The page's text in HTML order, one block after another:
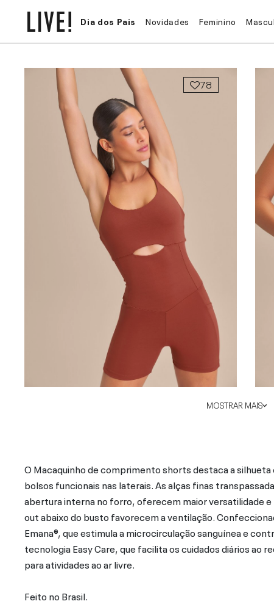
Dia dos Pais Novidades Feminino
78
MOSTRAR MAIS
O Macaquinho de comprimento shorts destaca a
bolsos funcionais nas laterais. As alças finas
abertura interna no forro, oferecem maior versatilidade
out abaixo do busto favorecem a ventilação.
Emana®, que estimula a microcirculação sanguínea e
tecnologia Easy Care, que facilita os cuidados diários ao
para atividades ao ar livre.
Feito no Brasil.